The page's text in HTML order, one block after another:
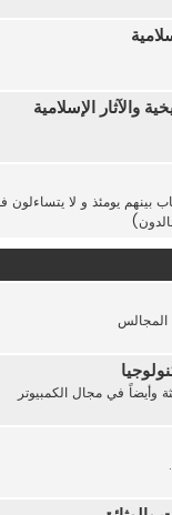
والآثار الإسلامية
بينهم يومئذ و لا
المجالس
وأيضاً في مجال الكمبيوتر